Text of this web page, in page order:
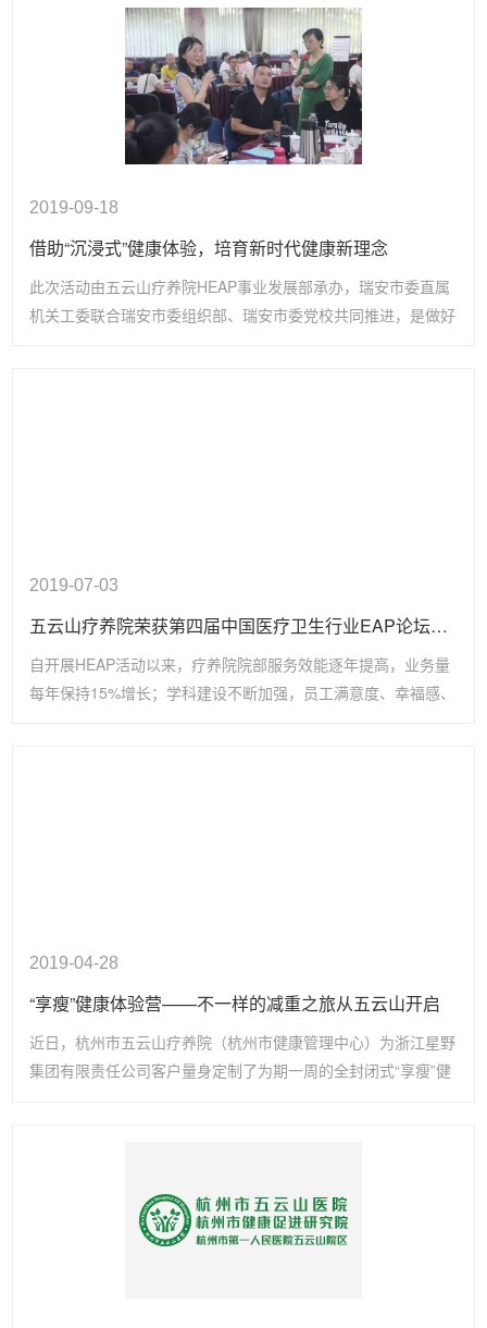
2019-09-18
借助“沉浸式”健康体验，培育新时代健康新理念
此次活动由五云山疗养院HEAP事业发展部承办，瑞安市委直属
机关工委联合瑞安市委组织部、瑞安市委党校共同推进，是做好
2019-07-03
五云山疗养院荣获第四届中国医疗卫生行业EAP论坛优秀示范案例奖
自开展HEAP活动以来，疗养院院部服务效能逐年提高，业务量
每年保持15%增长；学科建设不断加强，员工满意度、幸福感、
2019-04-28
“享瘦”健康体验营——不一样的减重之旅从五云山开启
近日，杭州市五云山疗养院（杭州市健康管理中心）为浙江星野
集团有限责任公司客户量身定制了为期一周的全封闭式“享瘦”健